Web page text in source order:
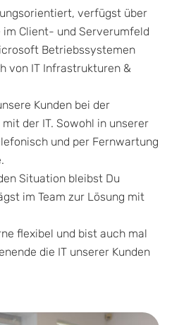
verfügst über
im Client- und Serverumfeld
Betriebssystemen
von IT Infrastrukturen &
Kunden bei der
der IT. Sowohl in unserer
und per Fernwartung
Situation bleibst Du
im Team zur Lösung mit
flexibel und bist auch mal
die IT unserer Kunden